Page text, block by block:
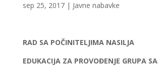
sep 25, 2017| Javne nabavke
RAD SA POČINITELJIMA NASILJA
EDUKACIJA ZA PROVOĐENJE GRUPA